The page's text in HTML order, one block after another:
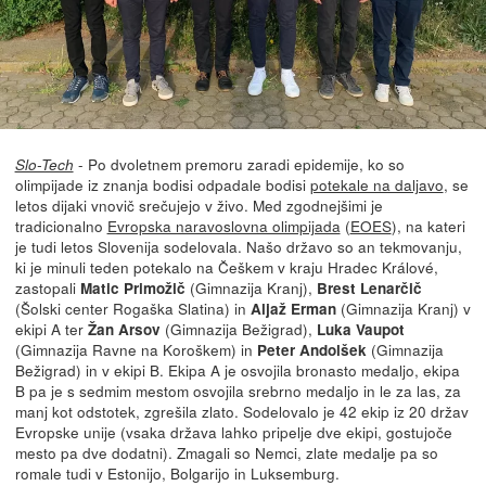
Slo-Tech - Po dvoletnem premoru zaradi epidemije, ko so
olimpijade iz znanja bodisi odpadale bodisi potekale na daljavo, se
letos dijaki vnovič srečujejo v živo. Med zgodnejšimi je
tradicionalno Evropska naravoslovna olimpijada(EOES), na kateri
je tudi letos Slovenija sodelovala. Našo državo so an tekmovanju,
ki je minuli teden potekalo na Češkem v kraju Hradec Králové,
zastopali Matic Primožič (Gimnazija Kranj), Brest Lenarčič
(Šolski center Rogaška Slatina) in Aljaž Erman(Gimnazija Kranj) v
ekipi A ter Žan Arsov (Gimnazija Bežigrad), Luka Vaupot
(Gimnazija Ravne na Koroškem) in Peter Andolšek(Gimnazija
Bežigrad) in v ekipi B. Ekipa A je osvojila bronasto medaljo, ekipa
B pa je s sedmim mestom osvojila srebrno medaljo in le za las, za
manj kot odstotek, zgrešila zlato. Sodelovalo je 42 ekip iz 20 držav
Evropske unije (vsaka država lahko pripelje dve ekipi, gostujoče
mesto pa dve dodatni). Zmagali so Nemci, zlate medalje pa so
romale tudi v Estonijo, Bolgarijo in Luksemburg.